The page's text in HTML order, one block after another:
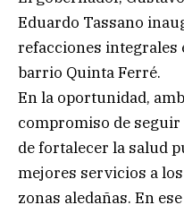
Eduardo Tassano
refacciones integrales
barrio Quinta Ferré.
En la oportunidad,
compromiso de
de fortalecer la salud
mejores servicios a
zonas aledañas. En